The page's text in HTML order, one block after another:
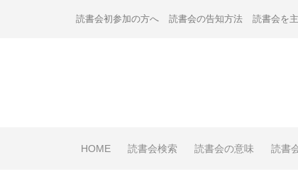
読書会初参加の方へ 読書会の告知方法 読書会を
HOME 読書会検索 読書会の意味 読書